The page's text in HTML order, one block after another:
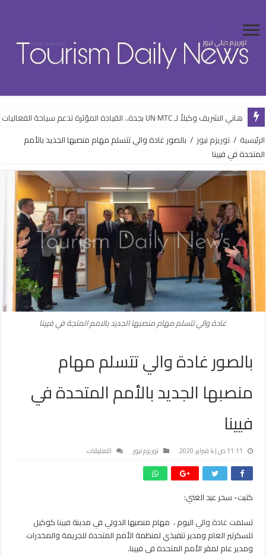
هاني الشريف وكيلاً لـ UN MTC بجدة.. القيادة المؤثرة تدعم سياحة الفعاليات
الرئيسية / توريزم نيوز / بالصور غادة والي تتسلم مهام منصبها الجديد بالأمم
المتحدة في فيينا
غادة والي تتسلم مهام منصبها الجديد بالامم المتجة في فيينا
بالصور غادة والي تتسلم مهام
منصبها الجديد بالأمم المتحدة في
فيينا
11:11 ص | 4 فبراير، 2020 توريزم نيوز التعليقات
منصبها
الجديد
كتبت- سحر عبد الغني:
تسلمت غادة والي اليوم ، مهام منصبها الدولي في مدينة فيينا كوكيل
للسكرتير العام ومدير تنفيذي لمنظمة الأمم المتحدة للجريمة والمخدرات
ومدير عام لمقر الأمم المتحدة فى فيينا.